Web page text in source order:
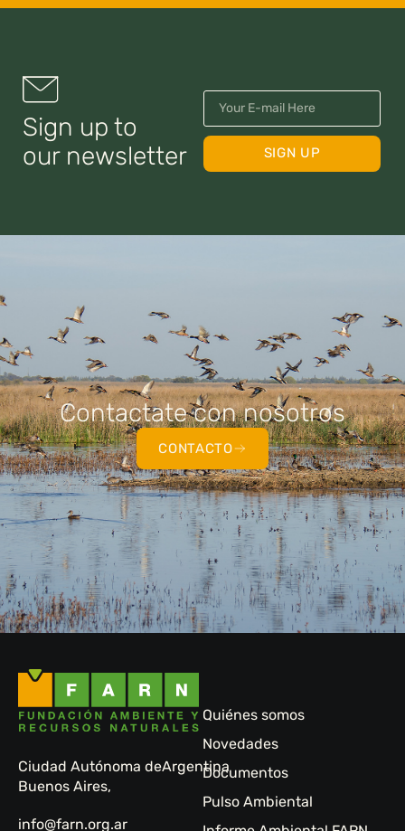
Sign up to
our newsletter
SIGN UP
Contactate con nosotros
CONTACTO
Ciudad Autónoma de
Buenos Aires,
Argentina
info@farn.org.ar
Quiénes somos
Novedades
Documentos
Pulso Ambiental